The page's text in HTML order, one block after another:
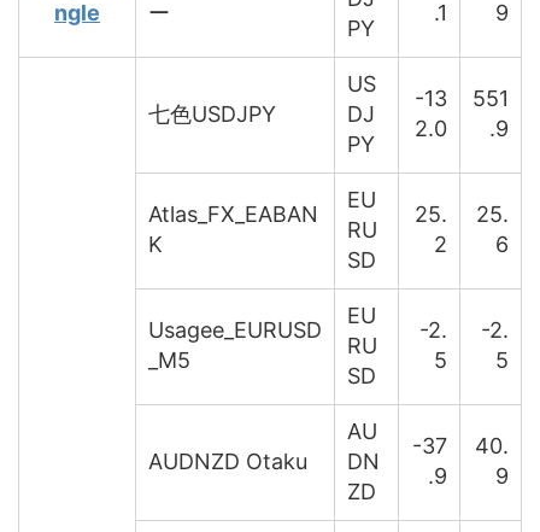
ngle
ー
PY
.1
9
七色USDJPY
US
DJ
PY
-13
2.0
551
.9
Atlas_FX_EABAN
K
EU
RU
SD
25.
2
25.
6
Usagee_EURUSD
_M5
EU
RU
SD
-2.
5
-2.
5
AUDNZD Otaku
AU
DN
ZD
-37
.9
40.
9